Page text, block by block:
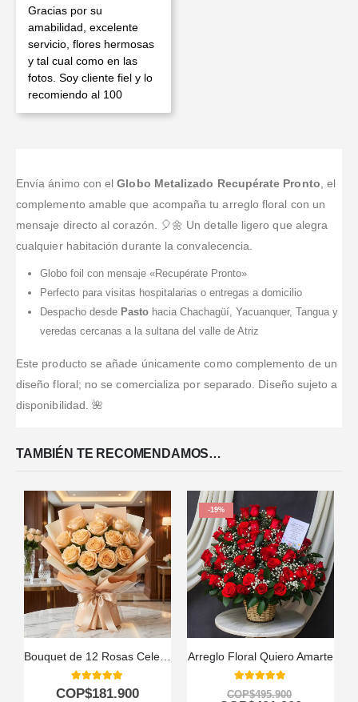
Valorado en5
Gracias por su
amabilidad, excelente
servicio, flores hermosas
y tal cual como en las
fotos. Soy cliente fiel y lo
recomiendo al 100
Envía ánimo con elGlobo Metalizado Recupérate Pronto , el
complemento amable que acompaña tu arreglo floral con un
mensaje directo al corazón. 🎈🌼 Un detalle ligero que alegra
cualquier habitación durante la convalecencia.
Globo foil con mensaje «Recupérate Pronto»
Perfecto para visitas hospitalarias o entregas a domicilio
Despacho desde Pastohacia Chachagüí, Yacuanquer, Tangua y
veredas cercanas a la sultana del valle de Atriz
Este producto se añade únicamente como complemento de un
diseño floral; no se comercializa por separado. Diseño sujeto a
disponibilidad. 🌺
TAMBIÉN TE RECOMENDAMOS…
Bouquet de 12 Rosas Celestina: Un Regalo para Enamorar 🌹
5.00out of 5
COP$181.900
-19%
Arreglo Floral Quiero Amarte
5.00 out of 5
COP$495.900